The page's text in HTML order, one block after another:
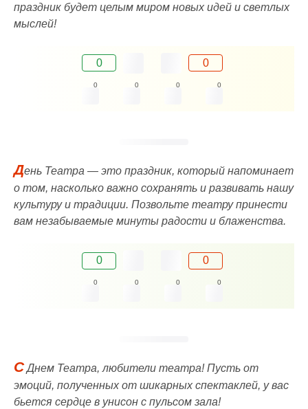
праздник будет целым миром новых идей и светлых
мыслей!
0 0
0 0 0 0
День Театра — это праздник, который напоминает
о том, насколько важно сохранять и развивать нашу
культуру и традиции. Позвольте театру принести
вам незабываемые минуты радости и блаженства.
0 0
0 0 0 0
СДнем Театра, любители театра! Пусть от
эмоций, полученных от шикарных спектаклей, у вас
бьется сердце в унисон с пульсом зала!